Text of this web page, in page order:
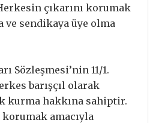
çıkarını korumak
sendikaya üye olma
Sözleşmesi’nin 11/1.
barışçıl olarak
kurma hakkına sahiptir.
korumak amacıyla